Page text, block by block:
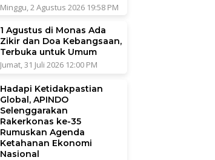
Minggu, 2 Agustus 2026 19:58 PM
1 Agustus di Monas Ada
Zikir dan Doa Kebangsaan,
Terbuka untuk Umum
Jumat, 31 Juli 2026 12:00 PM
Hadapi Ketidakpastian
Global, APINDO
Selenggarakan
Rakerkonas ke-35
Rumuskan Agenda
Ketahanan Ekonomi
Nasional